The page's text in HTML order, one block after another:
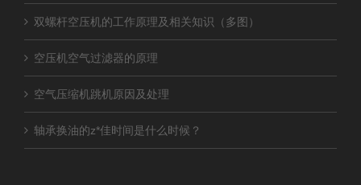
双螺杆空压机的工作原理及相关知识（多图）
空压机空气过滤器的原理
空气压缩机跳机原因及处理
轴承换油的z*佳时间是什么时候？